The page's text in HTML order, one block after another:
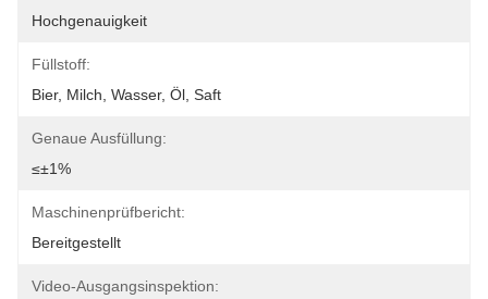
Hochgenauigkeit
Füllstoff:
Bier, Milch, Wasser, Öl, Saft
Genaue Ausfüllung:
≤±1%
Maschinenprüfbericht:
Bereitgestellt
Video-Ausgangsinspektion: